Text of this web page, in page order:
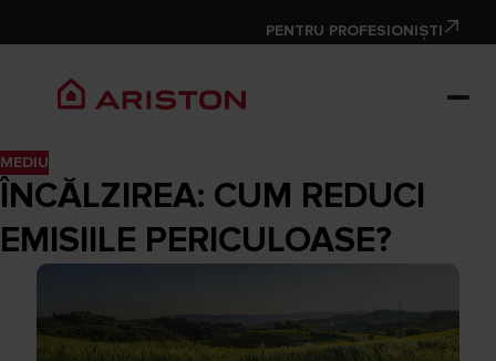
PENTRU PROFESIONIȘTI
MEDIU
ÎNCĂLZIREA: CUM REDUCI
EMISIILE PERICULOASE?